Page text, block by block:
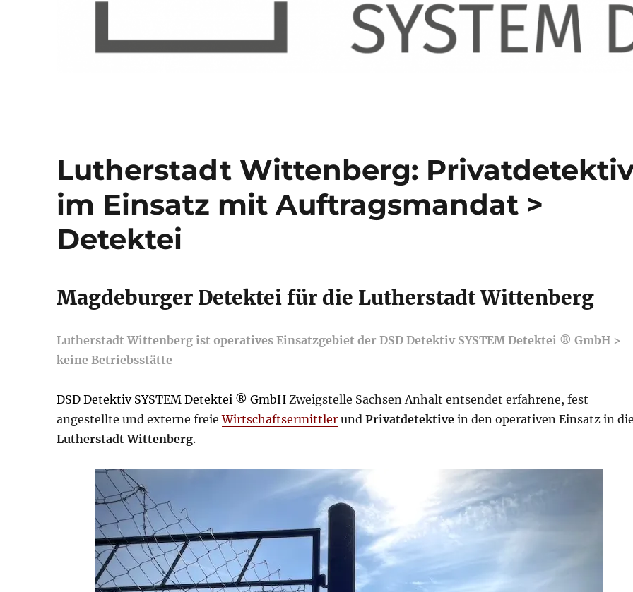
Lutherstadt Wittenberg:
im Einsatz mit Auftragsmandat >
Detektei
Magdeburger Detektei für die Lutherstadt Wittenberg
Lutherstadt Wittenberg ist operatives Einsatzgebiet der DSD Detektiv SYSTEM Detektei ® GmbH >
keine Betriebsstätte
DSD Detektiv SYSTEM Detektei ® GmbH Zweigstelle Sachsen Anhalt entsendet erfahrene, fest
angestellte und externe freieWirtschaftsermittler undPrivatdetektive in den operativen Einsatz in
Lutherstadt Wittenberg.